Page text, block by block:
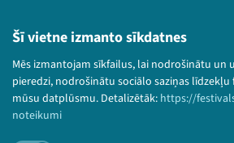
Šī vietne izmanto sīkdatnes
Mēs izmantojam sīkfailus, lai nodrošinātu un
pieredzi, nodrošinātu sociālo saziņas
mūsu datplūsmu. Detalizētāk: https://
noteikumi
Lietošanas noteikumi un sīkdatņu
Bērnu aizsardzības politika
© 2026 Sarunu festivāls LAMPA
paturētas.